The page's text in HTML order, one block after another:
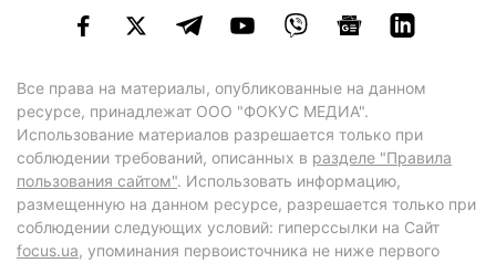
Все права на материалы, опубликованные на данном
ресурсе, принадлежат ООО "ФОКУС МЕДИА".
Использование материалов разрешается только при
соблюдении требований, описанных в разделе "Правила
пользования сайтом". Использовать информацию,
размещенную на данном ресурсе, разрешается только при
соблюдении следующих условий: гиперссылки на Сайт
focus.ua, упоминания первоисточника не ниже первого